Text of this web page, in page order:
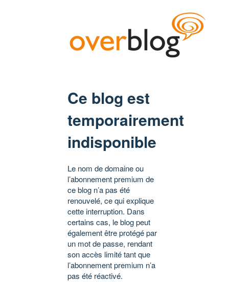
Ce blog est
temporairement
indisponible
Le nom de domaine ou
l’abonnement premium de
ce blog n’a pas été
renouvelé, ce qui explique
cette interruption. Dans
certains cas, le blog peut
également être protégé par
un mot de passe, rendant
son accès limité tant que
l’abonnement premium n’a
pas été réactivé.